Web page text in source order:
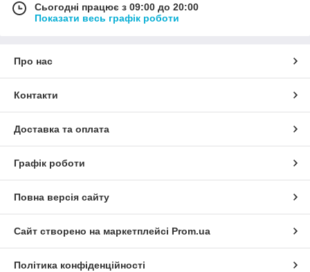
Сьогодні працює з 09:00 до 20:00
Показати весь графік роботи
Про нас
Контакти
Доставка та оплата
Графік роботи
Повна версія сайту
Сайт створено на маркетплейсі Prom.ua
Політика конфіденційності